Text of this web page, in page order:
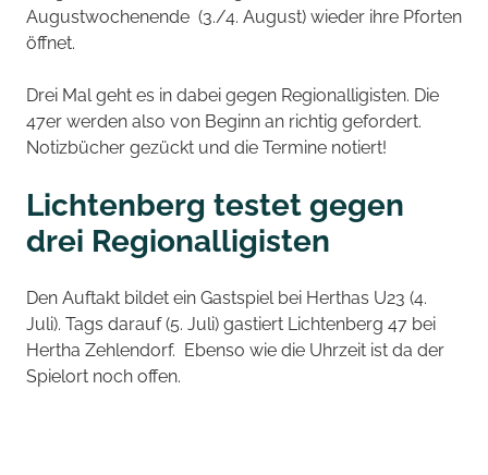
Augustwochenende (3./4. August) wieder ihre Pforten
öffnet.
Drei Mal geht es in dabei gegen Regionalligisten. Die
47er werden also von Beginn an richtig gefordert.
Notizbücher gezückt und die Termine notiert!
Lichtenberg testet gegen
drei Regionalligisten
Den Auftakt bildet ein Gastspiel bei Herthas U23 (4.
Juli). Tags darauf (5. Juli) gastiert Lichtenberg 47 bei
Hertha Zehlendorf. Ebenso wie die Uhrzeit ist da der
Spielort noch offen.